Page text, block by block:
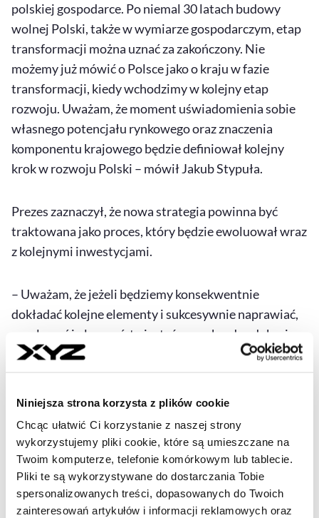
Niniejsza strona korzysta z plików cookie
Chcąc ułatwić Ci korzystanie z naszej strony
wykorzystujemy pliki cookie, które są umieszczane na
Twoim komputerze, telefonie komórkowym lub tablecie.
Pliki te są wykorzystywane do dostarczania Tobie
spersonalizowanych treści, dopasowanych do Twoich
zainteresowań artykułów i informacji reklamowych oraz
polskiej gospodarce. Po niemal 30 latach budowy
wolnej Polski, także w wymiarze gospodarczym, etap
transformacji można uznać za zakończony. Nie
możemy już mówić o Polsce jako o kraju w fazie
transformacji, kiedy wchodzimy w kolejny etap
rozwoju. Uważam, że moment uświadomienia sobie
własnego potencjału rynkowego oraz znaczenia
komponentu krajowego będzie definiował kolejny
krok w rozwoju Polski – mówił Jakub Stypuła.
Prezes zaznaczył, że nowa strategia powinna być
traktowana jako proces, który będzie ewoluował wraz
z kolejnymi inwestycjami.
– Uważam, że jeżeli będziemy konsekwentnie
dokładać kolejne elementy i sukcesywnie naprawiać,
regulować i ulepszać, to jesteśmy na bardzo dobrej
drodze do zbudowania silnej polskiej gospodarki i
Dopełnieniem tej wizji była wypowiedź Wojciecha
Pawłuszki, dyrektora Departamentu Prawnego w
Ministerstwie Aktywów Państwowych i zastępcy
lidera projektu „Komponent krajowy” w resorcie,